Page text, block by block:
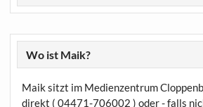
Wo ist Maik?
Maik sitzt im Medienzentrum
direkt ( 04471-706002 ) oder - falls